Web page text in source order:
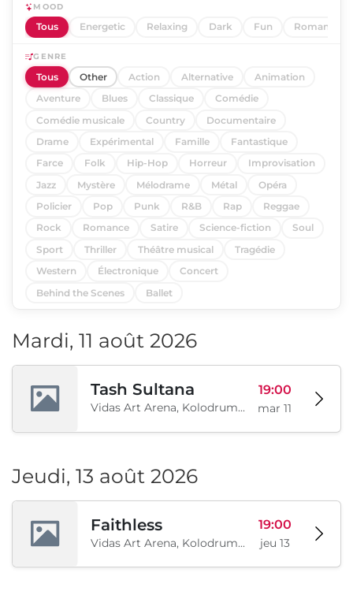
MOOD
Tous Energetic Relaxing Dark Fun Romantic
GENRE
Tous Other Action Alternative
Animation
Aventure
Blues Classique
Comédie
Comédie musicale
Country
Documentaire
Drame
Expérimental Famille
Fantastique
Farce
Folk Hip-Hop Horreur
Improvisation
Jazz
Mystère Mélodrame Métal
Opéra
Policier
Pop Punk R&B Rap
Reggae
Rock
Romance Satire Science-fiction
Soul
Sport
Thriller Théâtre musical
Tragédie
Western
Électronique
Concert
Behind the Scenes
Ballet
Mardi, 11 août 2026
Tash Sultana
Vidas Art Arena, Kolodrum, Borisova gradina, Sofia, BG
19:00
mar 11
Jeudi, 13 août 2026
Faithless
Vidas Art Arena, Kolodrum, Borisova gradina, Sofia, BG
19:00
jeu 13